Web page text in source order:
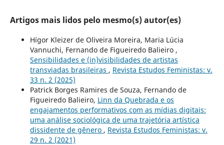
Artigos mais lidos pelo mesmo(s) autor(es)
Hígor Kleizer de Oliveira Moreira, Maria Lúcia
Vannuchi, Fernando de Figueiredo Balieiro ,
Sensibilidades e (in)visibilidades de artistas
transviadas brasileiras , Revista Estudos Feministas: v.
33 n. 2 (2025)
Patrick Borges Ramires de Souza, Fernando de
Figueiredo Balieiro, Linn da Quebrada e os
engajamentos performativos com as mídias digitais:
uma análise sociológica de uma trajetória artística
dissidente de gênero , Revista Estudos Feministas: v.
29 n. 2 (2021)